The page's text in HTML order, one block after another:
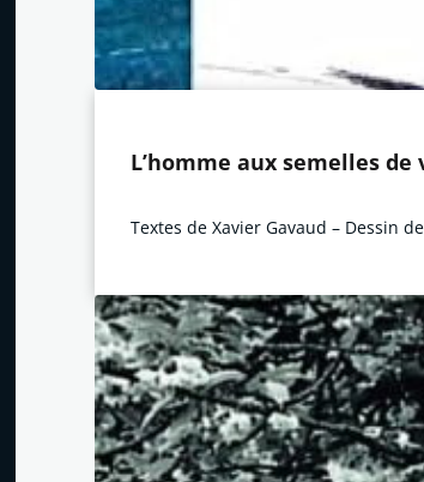
L’homme aux semelles de
Textes de Xavier Gavaud – Dessin